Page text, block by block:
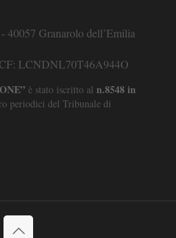
40057 Granarolo dell’Emilia
LCNDNL70T46A944O
è stato iscritto al n.8548 in
periodici del Tribunale di